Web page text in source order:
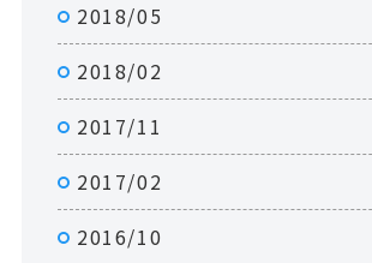
2018/05
2018/02
2017/11
2017/02
2016/10